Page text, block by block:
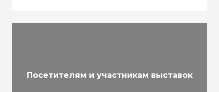
Посетителям и участникам выставок